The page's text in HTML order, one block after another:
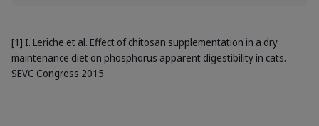
[1] I. Leriche et al. Effect of chitosan supplementation in a dry
maintenance diet on phosphorus apparent digestibility in cats.
SEVC Congress 2015